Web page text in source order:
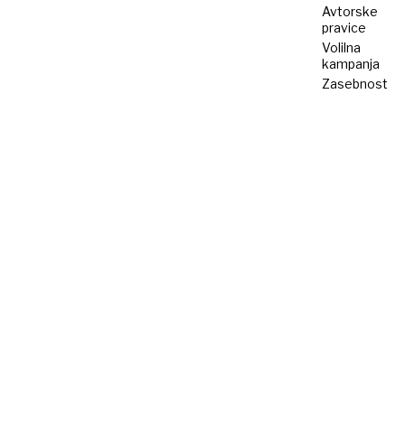
Avtorske
pravice
Volilna
kampanja
Zasebnost